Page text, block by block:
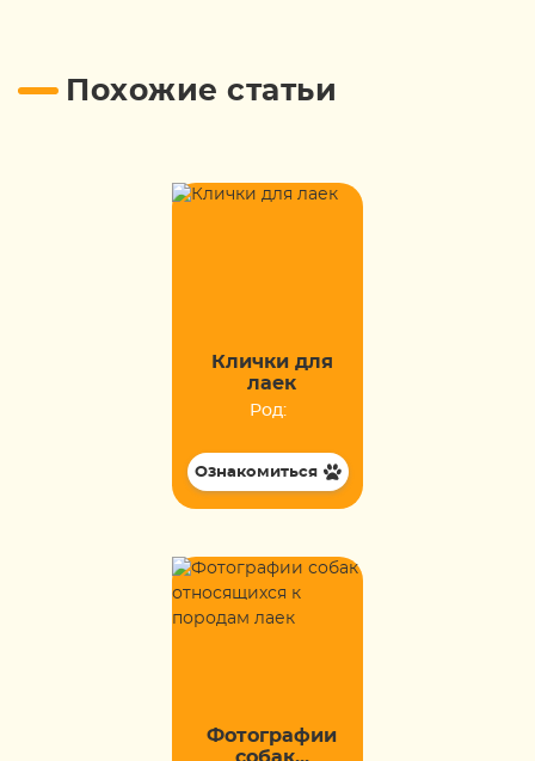
Похожие статьи
Клички для
лаек
Род:
Ознакомиться
Фотографии